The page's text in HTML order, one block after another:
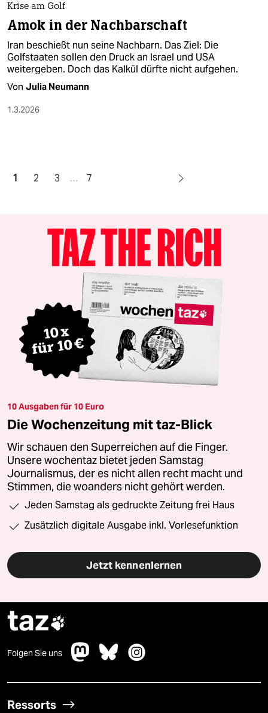
Krise am Golf
Amok in der Nachbarschaft
Iran beschießt nun seine Nachbarn. Das Ziel: Die
Golfstaaten sollen den Druck an Israel und USA
weitergeben. Doch das Kalkül dürfte nicht aufgehen.
Von Julia Neumann
1.3.2026
1 2 3 … 7
10 Ausgaben für 10 Euro
Die Wochenzeitung mit taz-Blick
Wir schauen den Superreichen auf die Finger.
Unsere wochentaz bietet jeden Samstag
Journalismus, der es nicht allen recht macht und
Stimmen, die woanders nicht gehört werden.
Jeden Samstag als gedruckte Zeitung frei Haus
Zusätzlich digitale Ausgabe inkl. Vorlesefunktion
Jetzt kennenlernen
taz
Folgen Sie uns
Ressorts